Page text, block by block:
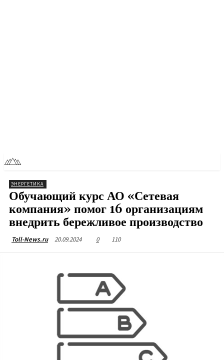
ЭНЕРГЕТИКА
Обучающий курс АО «Сетевая
компания» помог 16 организациям
внедрить бережливое производство
Toll-News.ru 20.09.2024 0 110